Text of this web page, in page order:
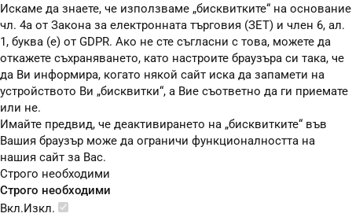
Искаме да знаете, че използваме „бисквитките“ на основание
чл. 4а от Закона за електронната търговия (ЗЕТ) и член 6, ал.
1, буква (е) от GDPR. Ако не сте съгласни с това, можете да
откажете съхраняването, като настроите браузъра си така, че
да Ви информира, когато някой сайт иска да запамети на
устройството Ви „бисквитки“, а Вие съответно да ги приемате
или не.
Имайте предвид, че деактивирането на „бисквитките“ във
Вашия браузър може да ограничи функционалността на
нашия сайт за Вас.
Строго необходими
Строго необходими
Вкл.Изкл.